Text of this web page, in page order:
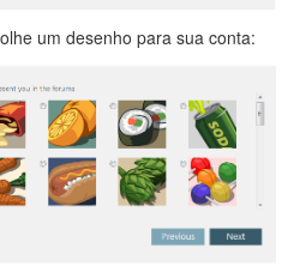
um desenho para sua conta: